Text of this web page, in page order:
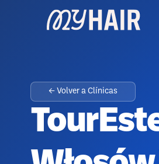
← Volver a Clínicas